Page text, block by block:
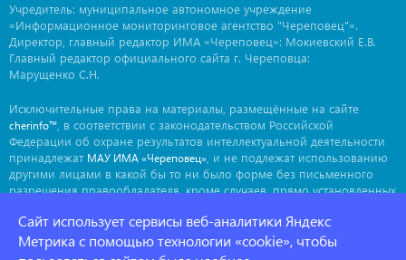
Учредитель: муниципальное автономное учреждение
«Информационное мониторинговое агентство "Череповец"».
Директор, главный редактор ИМА «Череповец»: Мокиевский Е.В.
Главный редактор официального сайта г. Череповца:
Марущенко С.Н.
Исключительные права на материалы, размещённые на сайте
cherinfo™ , в соответствии с законодательством Российской
Федерации об охране результатов интеллектуальной деятельности
принадлежат МАУ ИМА «Череповец» , и не подлежат использованию
другими лицами в какой бы то ни было форме без письменного
разрешения правообладателя, кроме случаев, прямо установленных
ima@cherinfo.ru. Мнение авторов может не совпадать с мнением
редакции.
Сайт использует сервисы веб-аналитики Яндекс
Метрика с помощью технологии «cookie», чтобы